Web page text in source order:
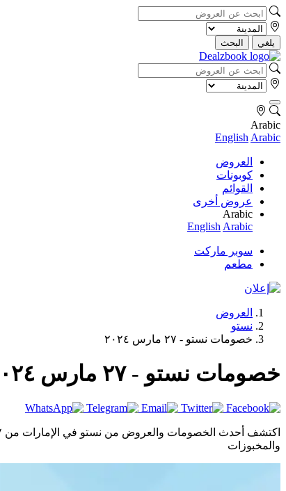
يلغي البحث
Arabic
English Arabic
العروض
كوبونات
القوائم
عروض أخرى
Arabic
English Arabic
سوبر ماركت
مطعم
العروض
نستو
خصومات نستو - ٢٧ مارس ٢٠٢٤
خصومات نستو - ٢٧ مارس ٢٠٢٤
والمخبوزات